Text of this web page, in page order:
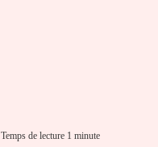
Temps de lecture 1 minute